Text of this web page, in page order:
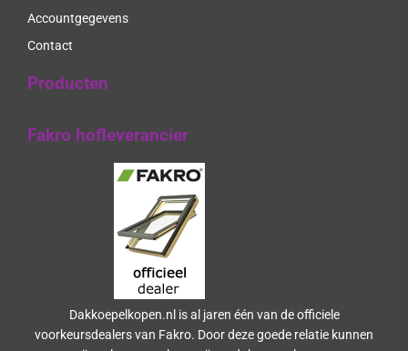
Accountgegevens
Contact
Producten
Fakro hofleverancier
Dakkoepelkopen.nl is al jaren één van de officiele
voorkeursdealers van Fakro. Door deze goede relatie kunnen